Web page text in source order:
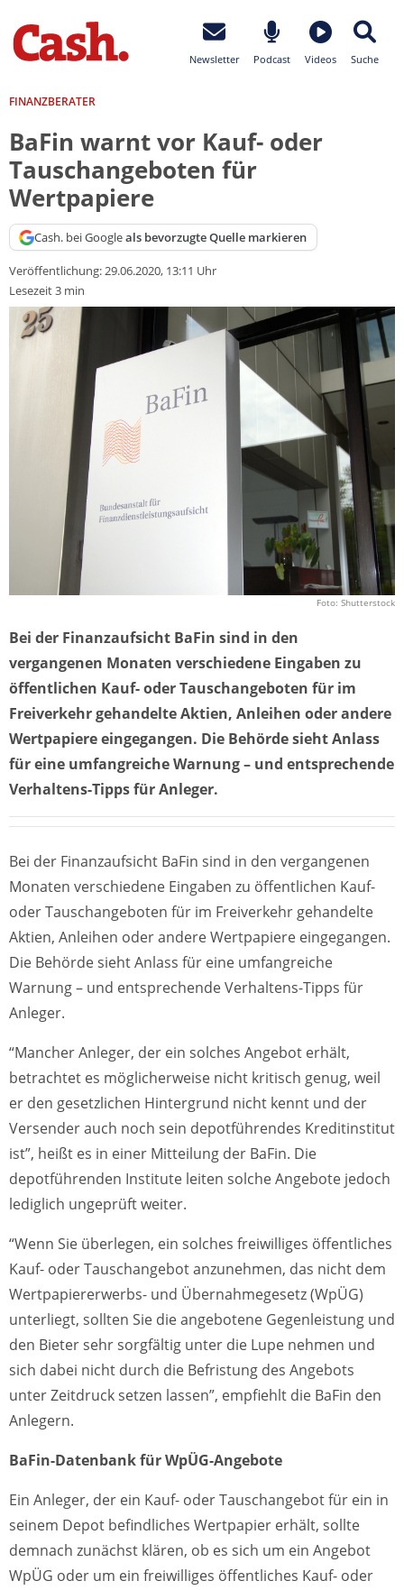
Newsletter Podcast Videos Suche
FINANZBERATER
BaFin warnt vor Kauf- oder
Tauschangeboten für
Wertpapiere
Cash. bei Googleals bevorzugte Quelle markieren
Veröffentlichung:29.06.2020, 13:11 Uhr
Lesezeit 3 min
Foto: Shutterstock
Bei der Finanzaufsicht BaFin sind in den
vergangenen Monaten verschiedene Eingaben zu
öffentlichen Kauf- oder Tauschangeboten für im
Freiverkehr gehandelte Aktien, Anleihen oder andere
Wertpapiere eingegangen. Die Behörde sieht Anlass
für eine umfangreiche Warnung – und entsprechende
Verhaltens-Tipps für Anleger.
Bei der Finanzaufsicht BaFin sind in den vergangenen
Monaten verschiedene Eingaben zu öffentlichen Kauf-
oder Tauschangeboten für im Freiverkehr gehandelte
Aktien, Anleihen oder andere Wertpapiere eingegangen.
Die Behörde sieht Anlass für eine umfangreiche
Warnung – und entsprechende Verhaltens-Tipps für
Anleger.
“Mancher Anleger, der ein solches Angebot erhält,
betrachtet es möglicherweise nicht kritisch genug, weil
er den gesetzlichen Hintergrund nicht kennt und der
Versender auch noch sein depotführendes Kreditinstitut
ist”, heißt es in einer Mitteilung der BaFin. Die
depotführenden Institute leiten solche Angebote jedoch
lediglich ungeprüft weiter.
“Wenn Sie überlegen, ein solches freiwilliges öffentliches
Kauf- oder Tauschangebot anzunehmen, das nicht dem
Wertpapiererwerbs- und Übernahmegesetz (WpÜG)
unterliegt, sollten Sie die angebotene Gegenleistung und
den Bieter sehr sorgfältig unter die Lupe nehmen und
sich dabei nicht durch die Befristung des Angebots
unter Zeitdruck setzen lassen”, empfiehlt die BaFin den
Anlegern.
BaFin-Datenbank für WpÜG-Angebote
Ein Anleger, der ein Kauf- oder Tauschangebot für ein in
seinem Depot befindliches Wertpapier erhält, sollte
demnach zunächst klären, ob es sich um ein Angebot
WpÜG oder um ein freiwilliges öffentliches Kauf- oder